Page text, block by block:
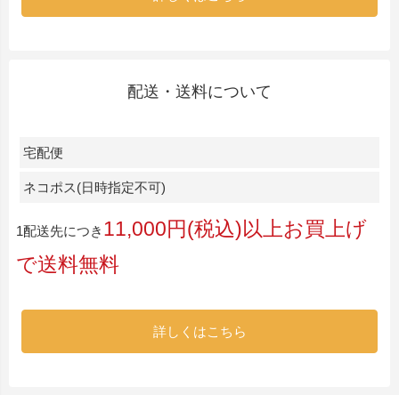
配送・送料について
宅配便
ネコポス(日時指定不可)
1配送先につき 11,000円(税込)以上お買上げ
で送料無料
詳しくはこちら